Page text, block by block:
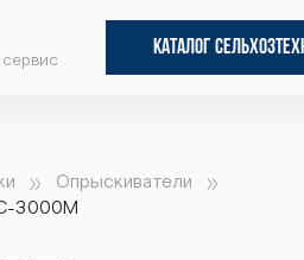
КАТАЛОГ
Опрыскиватели
3000М